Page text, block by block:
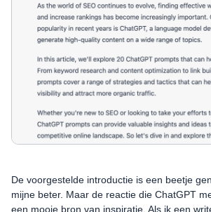
De voorgestelde introductie is een beetje
mijne beter. Maar de reactie die ChatGPT
een mooie bron van inspiratie. Als ik een